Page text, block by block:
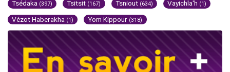
Tsédaka (397) Tsitsit (167) Tsniout (634) Vayichla'h (1)
Vézot Haberakha (1) Yom Kippour (318)